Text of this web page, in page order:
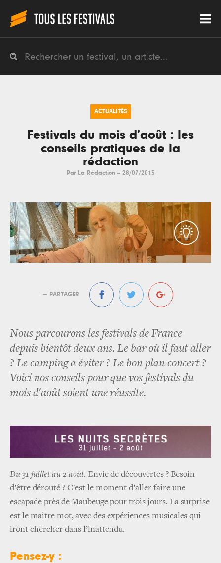
ACTUALITÉS
Festivals du mois d’août : les
conseils pratiques de la
rédaction
Par La Rédaction -- 28/07/2015
— PARTAGER
Nous parcourons les festivals de France
depuis bientôt deux ans. Le bar où il faut aller
? Le camping a éviter ? Le bon plan concert ?
Voici nos conseils pour que vos festivals du
mois d'août soient une réussite.
Du 31 juillet au 2 août. Envie de découvertes ? Besoin
d’être dérouté ? C’est le moment d’aller faire une
escapade près de Maubeuge pour trois jours. La surprise
est le maitre mot, avec des expériences musicales qui
iront chercher dans l’inattendu.
Pensez-y :